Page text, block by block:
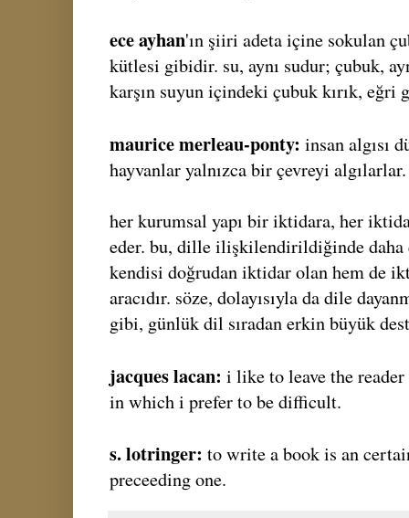
ece ayhan'ın şiiri adeta içine sokulan
kütlesi gibidir. su, aynı sudur; çubuk,
karşın suyun içindeki çubuk kırık, eğri
maurice merleau-ponty: insan algısı
hayvanlar yalnızca bir çevreyi algılarlar.
her kurumsal yapı bir iktidara, her
eder. bu, dille ilişkilendirildiğinde
kendisi doğrudan iktidar olan hem de
aracıdır. söze, dolayısıyla da dile
gibi, günlük dil sıradan erkin büyük
jacques lacan: i like to leave the
in which i prefer to be difficult.
s. lotringer: to write a book is an
preceeding one.